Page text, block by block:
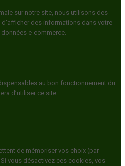
sur notre site, nous utilisons des
d'afficher des informations dans votre
e-commerce.
au bon fonctionnement du
d’utiliser ce site.
de mémoriser vos choix (par
vous désactivez ces cookies, vos